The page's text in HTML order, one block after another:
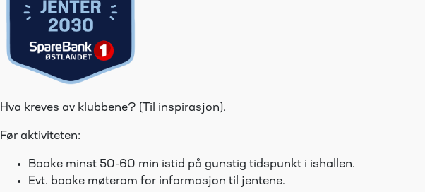
Hva kreves av klubbene? (Til inspirasjon).
Før aktiviteten:
Booke minst 50-60 min istid på gunstig tidspunkt i ishallen.
Evt. booke møterom for informasjon til jentene.